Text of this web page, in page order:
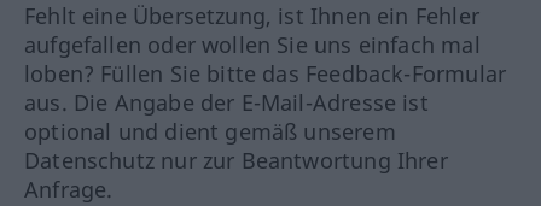
Fehlt eine Übersetzung, ist Ihnen ein Fehler
aufgefallen oder wollen Sie uns einfach mal
loben? Füllen Sie bitte das Feedback-Formular
aus. Die Angabe der E-Mail-Adresse ist
optional und dient gemäß unserem
Datenschutz nur zur Beantwortung Ihrer
Anfrage.